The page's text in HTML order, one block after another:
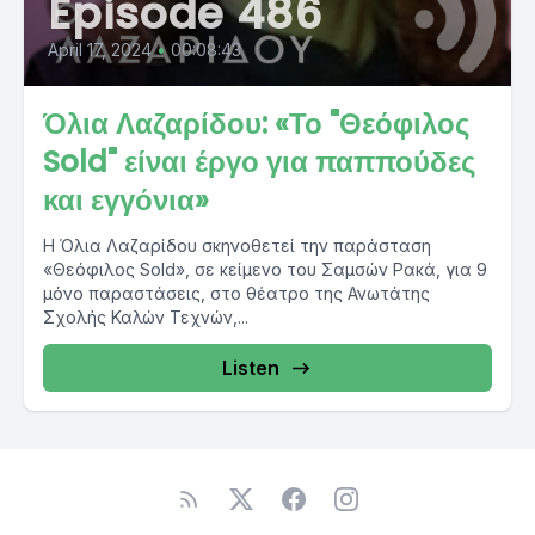
Episode 486
April 17, 2024 • 00:08:43
Όλια Λαζαρίδου: «Το "Θεόφιλος
Sold" είναι έργο για παππούδες
και εγγόνια»
Η Όλια Λαζαρίδου σκηνοθετεί την παράσταση
«Θεόφιλος Sold», σε κείμενο του Σαμσών Ρακά, για 9
μόνο παραστάσεις, στο θέατρο της Ανωτάτης
Σχολής Καλών Τεχνών,...
Listen